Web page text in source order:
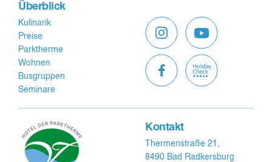
Kontakt
Thermenstraße 21,
8490 Bad Radkersburg
Überblick
Kulinarik
Preise
Parktherme
Wohnen
Busgruppen
Seminare